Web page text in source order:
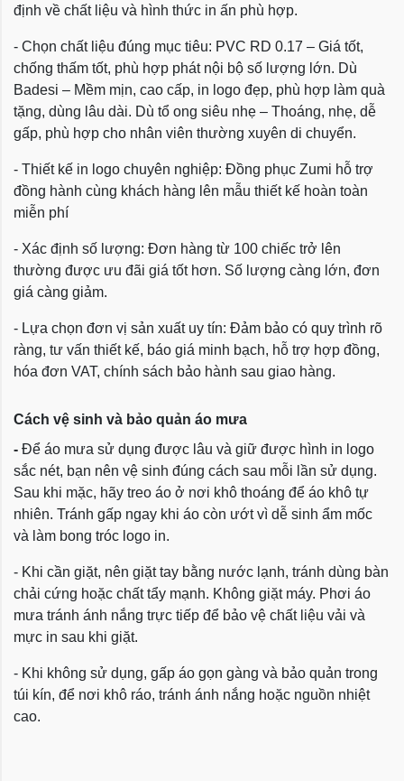
định về chất liệu và hình thức in ấn phù hợp.
- Chọn chất liệu đúng mục tiêu: PVC RD 0.17 – Giá tốt,
chống thấm tốt, phù hợp phát nội bộ số lượng lớn. Dù
Badesi – Mềm mịn, cao cấp, in logo đẹp, phù hợp làm quà
tặng, dùng lâu dài. Dù tổ ong siêu nhẹ – Thoáng, nhẹ, dễ
gấp, phù hợp cho nhân viên thường xuyên di chuyển.
- Thiết kế in logo chuyên nghiệp: Đồng phục Zumi hỗ trợ
đồng hành cùng khách hàng lên mẫu thiết kế hoàn toàn
miễn phí
- Xác định số lượng: Đơn hàng từ 100 chiếc trở lên
thường được ưu đãi giá tốt hơn. Số lượng càng lớn, đơn
giá càng giảm.
- Lựa chọn đơn vị sản xuất uy tín: Đảm bảo có quy trình rõ
ràng, tư vấn thiết kế, báo giá minh bạch, hỗ trợ hợp đồng,
hóa đơn VAT, chính sách bảo hành sau giao hàng.
Cách vệ sinh và bảo quản áo mưa
- Để áo mưa sử dụng được lâu và giữ được hình in logo
sắc nét, bạn nên vệ sinh đúng cách sau mỗi lần sử dụng.
Sau khi mặc, hãy treo áo ở nơi khô thoáng để áo khô tự
nhiên. Tránh gấp ngay khi áo còn ướt vì dễ sinh ẩm mốc
và làm bong tróc logo in.
- Khi cần giặt, nên giặt tay bằng nước lạnh, tránh dùng bàn
chải cứng hoặc chất tẩy mạnh. Không giặt máy. Phơi áo
mưa tránh ánh nắng trực tiếp để bảo vệ chất liệu vải và
mực in sau khi giặt.
- Khi không sử dụng, gấp áo gọn gàng và bảo quản trong
túi kín, để nơi khô ráo, tránh ánh nắng hoặc nguồn nhiệt
cao.